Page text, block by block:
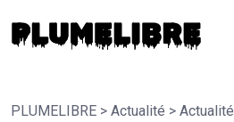
PLUMELIBRE > Actualité > Actualité